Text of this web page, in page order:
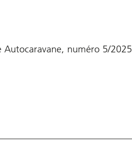
Autocaravane, numéro 5/2025